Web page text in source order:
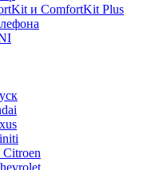
и ComfortKit Plus